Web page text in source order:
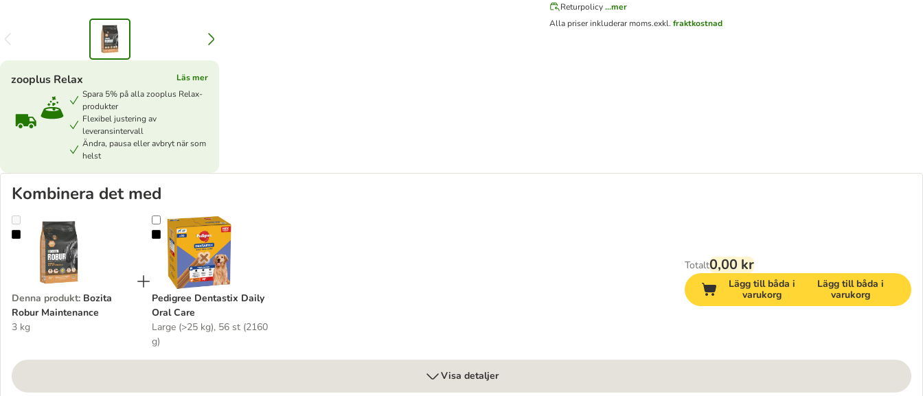
zooplus Relax
Läs mer
Spara 5% på alla zooplus Relax-
produkter
Flexibel justering av
leveransintervall
Ändra, pausa eller avbryt när som
helst
Returpolicy...mer
Alla priser inkluderar moms.exkl. fraktkostnad
Kombinera det med
Bozita Robur Maintenance
Denna produkt: Bozita
Robur Maintenance
3 kg
Pedigree Dentastix Daily Oral Care
Pedigree Dentastix Daily
Oral Care
Large (>25 kg), 56 st (2160
g)
Totalt0,00 kr
Lägg till båda i
varukorg
Lägg till båda i
varukorg
Visa detaljer